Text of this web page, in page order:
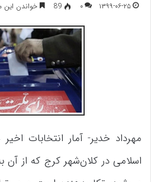
۱۳۹۹-۰۶-۲۵ ۰ 89 خواندن این مطلب 3
مهرداد خدیر- آمار انتخابات
اسلامی در کلان‌شهر کرج که از آن